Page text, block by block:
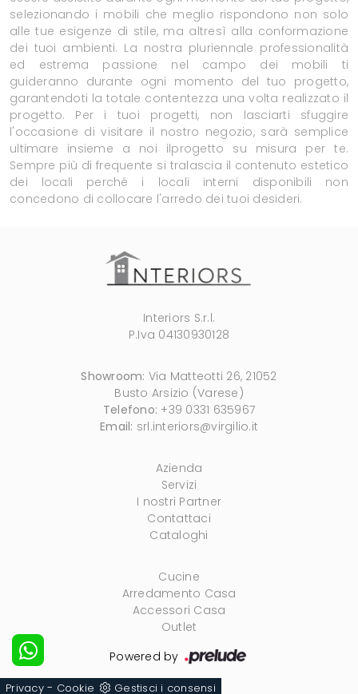
selezionando i mobili che meglio rispondono non solo
alle tue esigenze di stile, ma altresì alla conformazione
dei tuoi ambienti. La nostra pluriennale professionalità
ed estrema passione nel campo dei mobili ti
guideranno durante ogni momento del tuo progetto,
garantendoti la totale contentezza una volta realizzato il
progetto. Per i tuoi progetti, non lasciarti sfuggire
l'occasione di visitare il nostro negozio, sarà semplice
ultimare insieme a noi ilprogetto su misura per te.
Sempre più di frequente si tralascia il contenuto estetico
dei locali perché i locali interni disponibili non
concedono di collocare l'arredo dei tuoi desideri.
Interiors S.r.l.
P.Iva 04130930128
Showroom: Via Matteotti 26, 21052
Busto Arsizio (Varese)
Telefono: +39 0331 635967
Email: srl.interiors@virgilio.it
Azienda
Servizi
I nostri Partner
Contattaci
Cataloghi
Cucine
Arredamento Casa
Accessori Casa
Outlet
Powered by
Privacy- Cookie Gestisci i consensi